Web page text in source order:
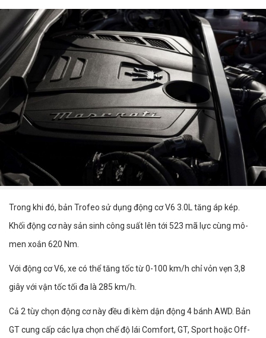
Trong khi đó, bản Trofeo sử dụng động cơ V6 3.0L tăng áp kép.
Khối động cơ này sản sinh công suất lên tới 523 mã lực cùng mô-
men xoắn 620 Nm.
Với động cơ V6, xe có thể tăng tốc từ 0-100 km/h chỉ vỏn vẹn 3,8
giây với vận tốc tối đa là 285 km/h.
Cả 2 tùy chọn động cơ này đều đi kèm dận động 4 bánh AWD. Bản
GT cung cấp các lựa chọn chế độ lái Comfort, GT, Sport hoặc Off-